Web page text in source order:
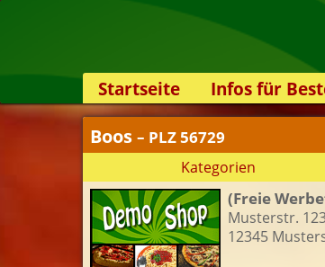
Startseite
Infos für
Newsletter
Sicherheit
Kontakt
Boos – PLZ 56729
Kategorien
(Freie
Musterstr.
12345